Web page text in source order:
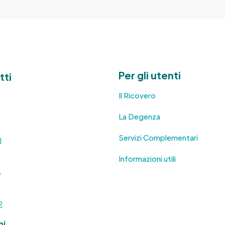
Per gli utenti
Il Ricovero
La Degenza
Servizi Complementari
Informazioni utili